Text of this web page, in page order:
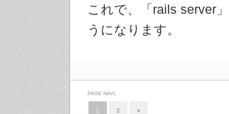
これで、「rails server
うになります。
PAGE NAVI
1 2 »